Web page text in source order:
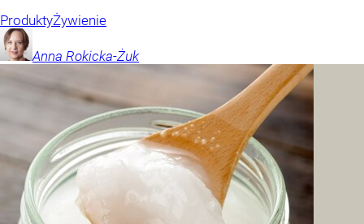
ProduktyŻywienie
Anna Rokicka-Żuk